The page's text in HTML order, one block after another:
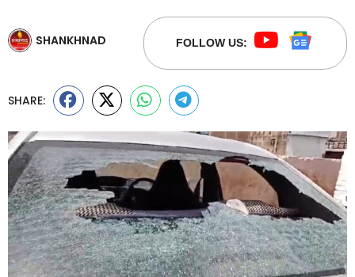
SHANKHNAD FOLLOW US:
SHARE: